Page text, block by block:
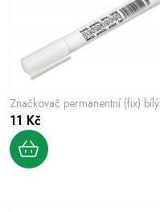
Značkovač permanentní (fix) bílý
11 Kč